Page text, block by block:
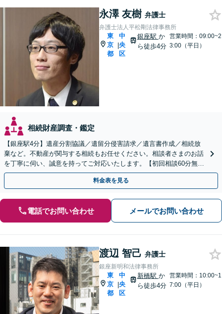
永澤 友樹 弁護士
弁護士法人平松剛法律事務所
東
京
都
|
中
央
区
銀座駅 か
ら徒歩4分
営業時間：09:00~2
3:00（平日）
相続財産調査・鑑定
【銀座駅4分】遺産分割協議／遺留分侵害請求／遺言書作成／相続放
棄など。不動産が関与する相続もお任せください。相談者さまのお話
を丁寧に伺い、誠意を持ってご対応いたします。【初回相談60分無
料】【夜間相談可】
料金表を見る
電話でお問い合わせ メールでお問い合わせ
渡辺 智己 弁護士
銀座新明和法律事務所
東
京
都
|
中
央
区
新橋駅 か
ら徒歩4分
営業時間：10:00~1
7:00（平日）